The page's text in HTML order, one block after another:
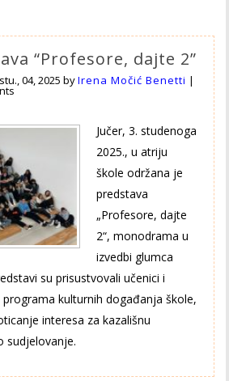
“Profesore, dajte 2”
stu., 04, 2025 byIrena Močić Benetti |
Jučer, 3. studenoga
2025., u atriju
škole održana je
predstava
„Profesore, dajte
2“, monodrama u
izvedbi glumca
su prisustvovali učenici i
kulturnih događanja škole,
interesa za kazališnu
sudjelovanje.